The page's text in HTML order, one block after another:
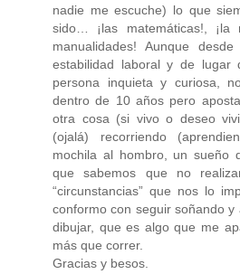
nadie me escuche) lo que
sido… ¡las matemáticas!,
manualidades! Aunque
estabilidad laboral y de lugar
persona inquieta y curiosa,
dentro de 10 años pero
otra cosa (si vivo o deseo
(ojalá) recorriendo
mochila al hombro, un sueño
que sabemos que no
“circunstancias” que nos lo
conformo con seguir soñando
dibujar, que es algo que me
más que correr.
Gracias y besos.